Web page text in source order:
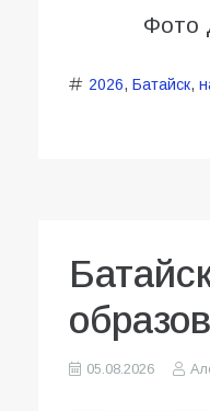
2026, Батайск,
05.08.2026